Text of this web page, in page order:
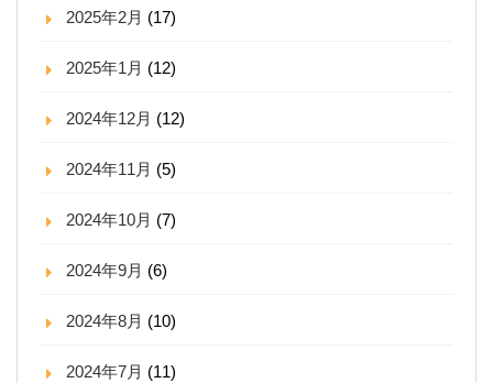
2025年2月 (17)
2025年1月 (12)
2024年12月 (12)
2024年11月 (5)
2024年10月 (7)
2024年9月 (6)
2024年8月 (10)
2024年7月 (11)